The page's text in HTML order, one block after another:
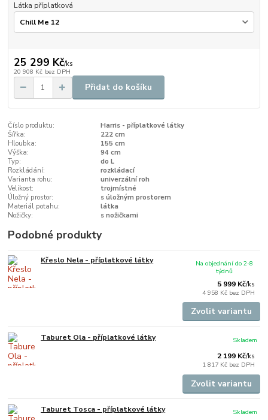
Látka příplatková
25 299 Kč/ks
20 908 Kč bez DPH
Přidat do košíku
Číslo produktu:
Harris - příplatkové látky
Šířka:
222 cm
Hloubka:
155 cm
Výška:
94 cm
Typ:
do L
Rozkládání:
rozkládací
Varianta rohu:
univerzální roh
Velikost:
trojmístné
Úložný prostor:
s úložným prostorem
Materiál potahu:
látka
Nožičky:
s nožičkami
Podobné produkty
Křeslo Nela - příplatkové látky
5 999 Kč/ks
4 958 Kč bez DPH
Na objednání do 2-8
týdnů
Zvolit variantu
Taburet Ola - příplatkové látky
2 199 Kč/ks
1 817 Kč bez DPH
Skladem
Zvolit variantu
Taburet Tosca - příplatkové látky
Skladem